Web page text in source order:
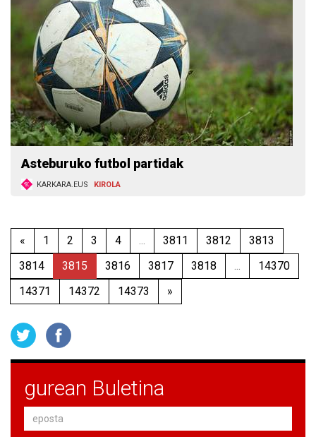
Asteburuko futbol partidak
KARKARA.EUS KIROLA
« 1 2 3 4 ... 3811 3812
3813
3814
3815 3816 3817 3818 ...
14370
14371
14372 14373 »
gurean Buletina